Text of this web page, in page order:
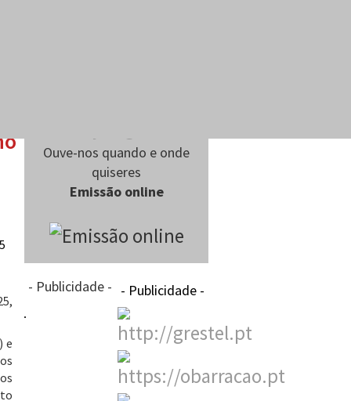
e
Ouve-nos quando e onde
quiseres
Emissão online
- Publicidade - - Publicidade -